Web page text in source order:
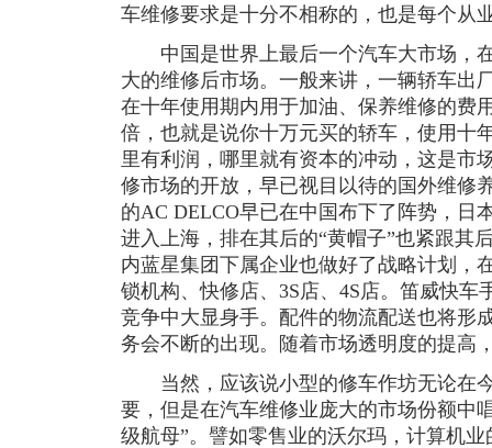
车维修要求是十分不相称的，也是每个从
中国是世界上最后一个汽车大市场，
大的维修后市场。一般来讲，一辆轿车出
在十年使用期内用于加油、保养维修的费
倍，也就是说你十万元买的轿车，使用十
里有利润，哪里就有资本的冲动，这是市
修市场的开放，早已视目以待的国外维修
的AC DELCO早已在中国布下了阵势，日
进入上海，排在其后的“黄帽子”也紧跟其
内蓝星集团下属企业也做好了战略计划，
锁机构、快修店、3S店、4S店。笛威快
竞争中大显身手。配件的物流配送也将形
务会不断的出现。随着市场透明度的提高
当然，应该说小型的修车作坊无论在
要，但是在汽车维修业庞大的市场份额中
级航母”。譬如零售业的沃尔玛，计算机